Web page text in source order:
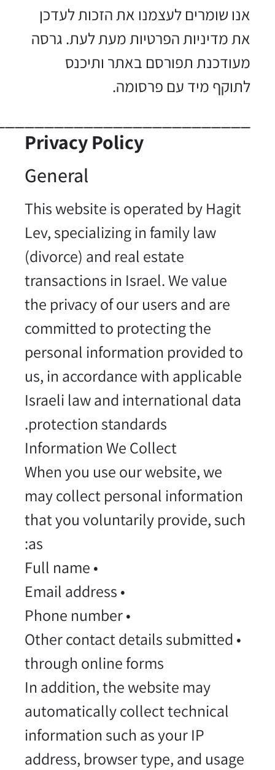
אנו שומרים לעצמנו את הזכות לעדכן
את מדיניות הפרטיות מעת לעת. גרסה
מעודכנת תפורסם באתר ותיכנס
לתוקף מיד עם פרסומה.
Privacy Policy
General
This website is operated by Hagit
Lev, specializing in family law
(divorce) and real estate
transactions in Israel. We value
the privacy of our users and are
committed to protecting the
personal information provided to
us, in accordance with applicable
Israeli law and international data
protection standards.
Information We Collect
When you use our website, we
may collect personal information
that you voluntarily provide, such
as:
• Full name
• Email address
• Phone number
• Other contact details submitted
through online forms
In addition, the website may
automatically collect technical
information such as your IP
address, browser type, and usage